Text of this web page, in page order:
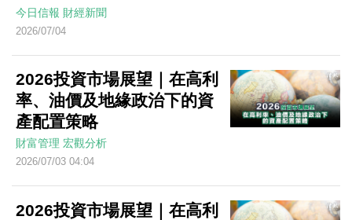
今日信報 財經新聞
2026/07/04
2026投資市場展望｜在高利
率、油價及地緣政治下的資
產配置策略
財富管理 宏觀分析
2026/07/03 04:04
2026投資市場展望｜在高利